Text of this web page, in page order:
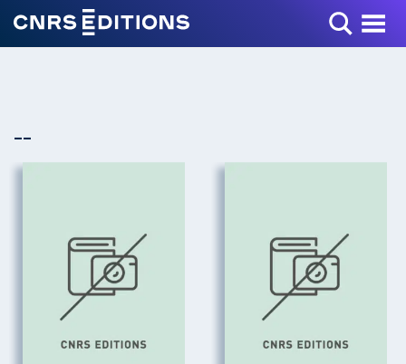
Toggle Menu